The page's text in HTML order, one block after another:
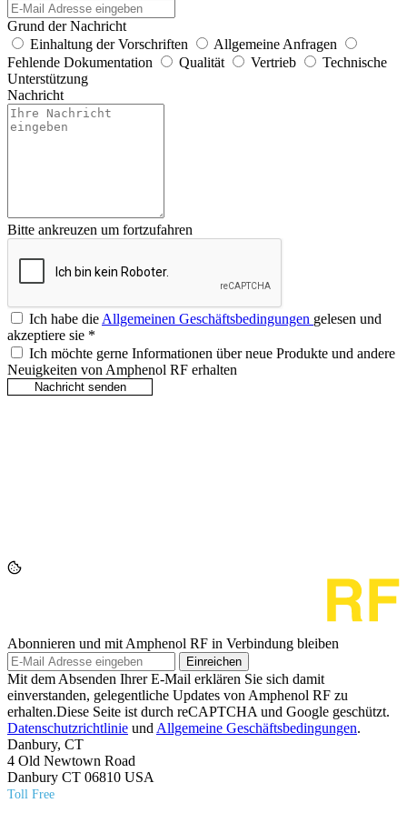
Grund der Nachricht
Einhaltung der Vorschriften
Allgemeine Anfragen
Fehlende Dokumentation
Qualität Vertrieb
Technische
Unterstützung
Nachricht
Bitte ankreuzen um fortzufahren
Ich habe dieAllgemeinen Geschäftsbedingungen gelesen und
akzeptiere sie *
Ich möchte gerne Informationen über neue Produkte und andere
Neuigkeiten von Amphenol RF erhalten
Abonnieren und mit Amphenol RF in Verbindung bleiben
Einreichen
Mit dem Absenden Ihrer E-Mail erklären Sie sich damit
einverstanden, gelegentliche Updates von Amphenol RF zu
erhalten.Diese Seite ist durch reCAPTCHA und Google geschützt.
Datenschutzrichtlinie und Allgemeine Geschäftsbedingungen.
Danbury, CT
4 Old Newtown Road
Danbury CT 06810 USA
Toll Free